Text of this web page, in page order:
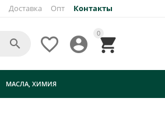
Доставка Опт Контакты
0




МАСЛА, ХИМИЯ